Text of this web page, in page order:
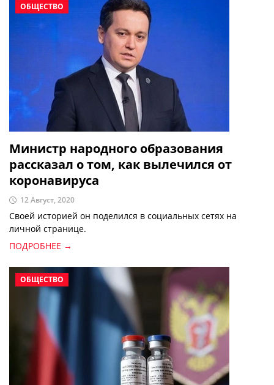
ОБЩЕСТВО
Министр народного образования
рассказал о том, как вылечился от
коронавируса
12 Август, 2020
Своей историей он поделился в социальных сетях на
личной странице.
ПОДРОБНЕЕ →
ОБЩЕСТВО